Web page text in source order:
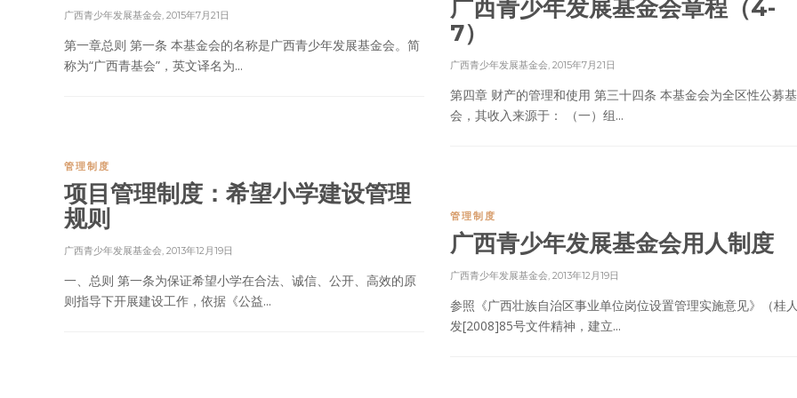
广西青少年发展基金会, 2015年7月21日
第一章总则 第一条 本基金会的名称是广西青少年发展基金会。简
称为“广西青基会”，英文译名为...
广西青少年发展基金会章程（4-
7）
广西青少年发展基金会, 2015年7月21日
第四章 财产的管理和使用 第三十四条 本基金会为全区性公募
会，其收入来源于： （一）组...
管理制度
项目管理制度：希望小学建设管理
规则
广西青少年发展基金会, 2013年12月19日
一、总则 第一条为保证希望小学在合法、诚信、公开、高效的原
则指导下开展建设工作，依据《公益...
管理制度
广西青少年发展基金会用人制度
广西青少年发展基金会, 2013年12月19日
参照《广西壮族自治区事业单位岗位设置管理实施意见》（桂
发[2008]85号文件精神，建立...